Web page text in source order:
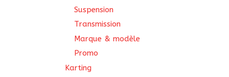
Suspension
Transmission
Marque & modèle
Promo
Karting